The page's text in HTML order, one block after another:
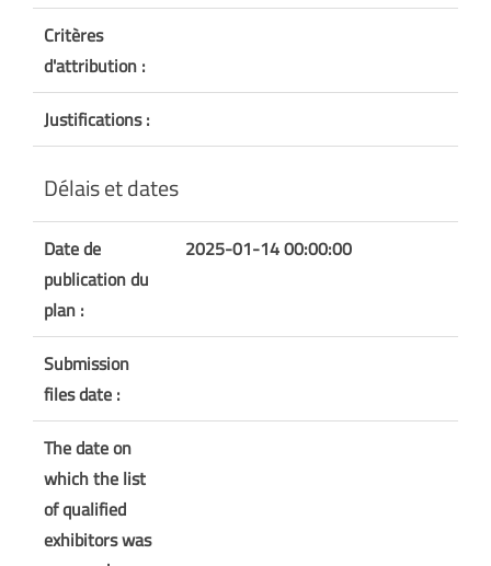
Critères
d'attribution :
Justifications :
Délais et dates
Date de
publication du
plan :
2025-01-14 00:00:00
Submission
files date :
The date on
which the list
of qualified
exhibitors was